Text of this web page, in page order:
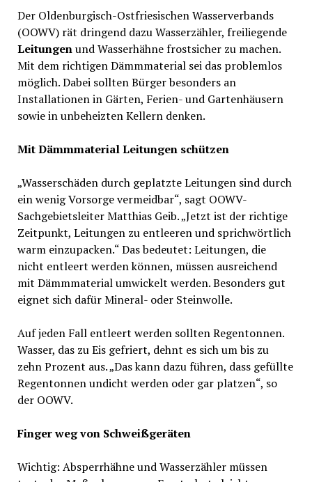
Der Oldenburgisch-Ostfriesischen Wasserverbands
(OOWV) rät dringend dazu Wasserzähler, freiliegende
Leitungenund Wasserhähne frostsicher zu machen.
Mit dem richtigen Dämmmaterial sei das problemlos
möglich. Dabei sollten Bürger besonders an
Installationen in Gärten, Ferien- und Gartenhäusern
sowie in unbeheizten Kellern denken.
Mit Dämmmaterial Leitungen schützen
„Wasserschäden durch geplatzte Leitungen sind durch
ein wenig Vorsorge vermeidbar“, sagt OOWV-
Sachgebietsleiter Matthias Geib. „Jetzt ist der richtige
Zeitpunkt, Leitungen zu entleeren und sprichwörtlich
warm einzupacken.“ Das bedeutet: Leitungen, die
nicht entleert werden können, müssen ausreichend
mit Dämmmaterial umwickelt werden. Besonders gut
eignet sich dafür Mineral- oder Steinwolle.
Auf jeden Fall entleert werden sollten Regentonnen.
Wasser, das zu Eis gefriert, dehnt es sich um bis zu
zehn Prozent aus. „Das kann dazu führen, dass gefüllte
Regentonnen undicht werden oder gar platzen“, so
der OOWV.
Finger weg von Schweißgeräten
Wichtig: Absperrhähne und Wasserzähler müssen